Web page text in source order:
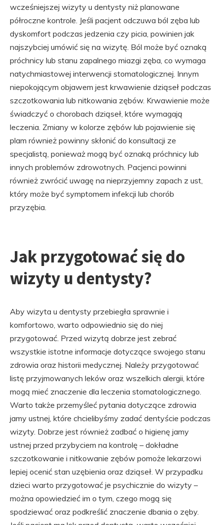
wcześniejszej wizyty u dentysty niż planowane
półroczne kontrole. Jeśli pacjent odczuwa ból zęba lub
dyskomfort podczas jedzenia czy picia, powinien jak
najszybciej umówić się na wizytę. Ból może być oznaką
próchnicy lub stanu zapalnego miazgi zęba, co wymaga
natychmiastowej interwencji stomatologicznej. Innym
niepokojącym objawem jest krwawienie dziąseł podczas
szczotkowania lub nitkowania zębów. Krwawienie może
świadczyć o chorobach dziąseł, które wymagają
leczenia. Zmiany w kolorze zębów lub pojawienie się
plam również powinny skłonić do konsultacji ze
specjalistą, ponieważ mogą być oznaką próchnicy lub
innych problemów zdrowotnych. Pacjenci powinni
również zwrócić uwagę na nieprzyjemny zapach z ust,
który może być symptomem infekcji lub chorób
przyzębia.
Jak przygotować się do
wizyty u dentysty?
Aby wizyta u dentysty przebiegła sprawnie i
komfortowo, warto odpowiednio się do niej
przygotować. Przed wizytą dobrze jest zebrać
wszystkie istotne informacje dotyczące swojego stanu
zdrowia oraz historii medycznej. Należy przygotować
listę przyjmowanych leków oraz wszelkich alergii, które
mogą mieć znaczenie dla leczenia stomatologicznego.
Warto także przemyśleć pytania dotyczące zdrowia
jamy ustnej, które chcielibyśmy zadać dentyście podczas
wizyty. Dobrze jest również zadbać o higienę jamy
ustnej przed przybyciem na kontrolę – dokładne
szczotkowanie i nitkowanie zębów pomoże lekarzowi
lepiej ocenić stan uzębienia oraz dziąseł. W przypadku
dzieci warto przygotować je psychicznie do wizyty –
można opowiedzieć im o tym, czego mogą się
spodziewać oraz podkreślić znaczenie dbania o zęby.